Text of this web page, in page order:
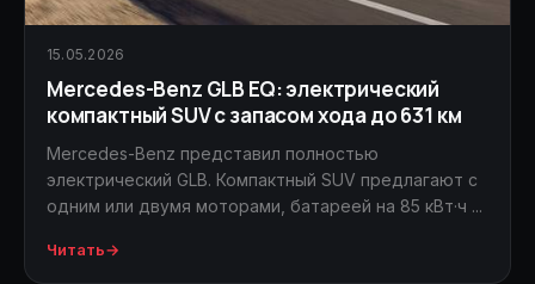
15.05.2026
Mercedes-Benz GLB EQ: электрический
компактный SUV с запасом хода до 631 км
Mercedes-Benz представил полностью
электрический GLB. Компактный SUV предлагают с
одним или двумя моторами, батареей на 85 кВт·ч ...
Читать→